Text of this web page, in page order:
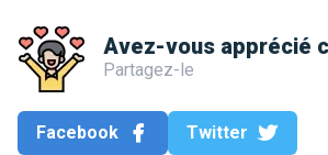
Avez-vous apprécié
Partagez-le
Facebook Twitter